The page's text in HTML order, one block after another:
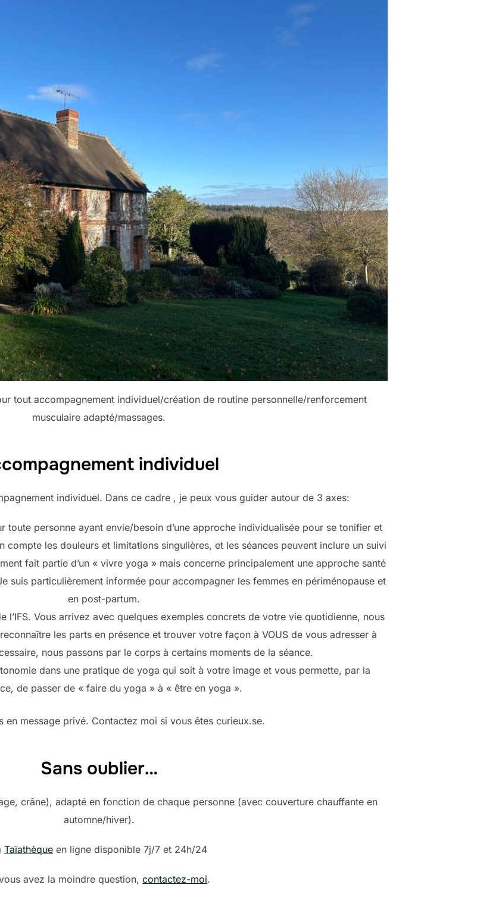
tout accompagnement individuel/création de routine personnelle/renforcement
musculaire adapté/massages.
individuel
individuel. Dans ce cadre , je peux vous guider autour de 3 axes:
toute personne ayant envie/besoin d’une approche individualisée pour se tonifier et
compte les douleurs et limitations singulières, et les séances peuvent inclure un suivi
fait partie d’un « vivre yoga » mais concerne principalement une approche santé
suis particulièrement informée pour accompagner les femmes en périménopause et
en post-partum.
l’IFS. Vous arrivez avec quelques exemples concrets de votre vie quotidienne, nous
les parts en présence et trouver votre façon à VOUS de vous adresser à
nous passons par le corps à certains moments de la séance.
dans une pratique de yoga qui soit à votre image et vous permette, par la
de passer de « faire du yoga » à « être en yoga ».
en message privé. Contactez moi si vous êtes curieux.se.
Sans oublier…
crâne), adapté en fonction de chaque personne (avec couverture chauffante en
automne/hiver).
Taïathèque en ligne disponible 7j/7 et 24h/24
avez la moindre question, contactez-moi.